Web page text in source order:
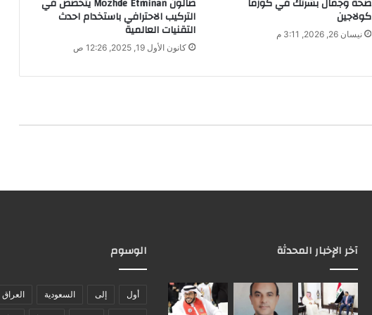
كولاجين
نيسان 26, 2026, 3:11 م
التركيب الاحترافي باستخدام احدث
التقنيات العالمية
كانون الأول 19, 2025, 12:26 ص
آخر الإخبار المحدثة الوسوم
أول إلى السعودية العراق